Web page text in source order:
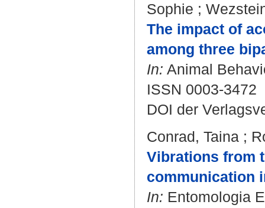
Sophie ;
The impact of
among three
In: Animal
ISSN 0003-3472
DOI der
Conrad, Taina ;
Vibrations from
communication
In: Entomologia